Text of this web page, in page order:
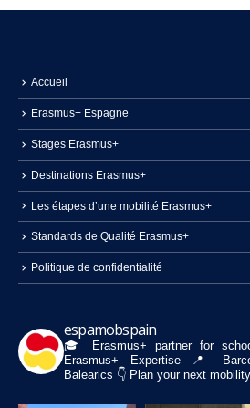
Accueil
Erasmus+ Espagne
Stages Erasmus+
Destinations Erasmus+
Les étapes d’une mobilité Erasmus+
Standards de Qualité Erasmus+
Politique de confidentialité
espamobspain
🎓 Erasmus+ partner for
Erasmus+ Expertise📍
Balearics 👇 Plan your next mobility